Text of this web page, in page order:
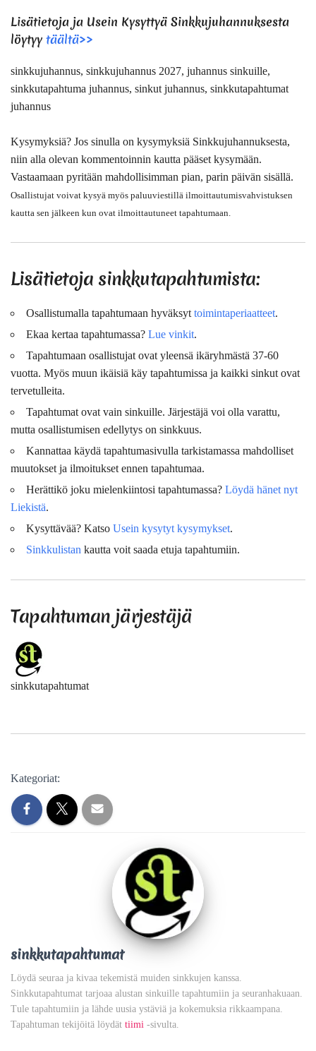
Lisätietoja ja Usein Kysyttyä Sinkkujuhannuksesta
löytyy täältä>>
sinkkujuhannus, sinkkujuhannus 2027, juhannus sinkuille,
sinkkutapahtuma juhannus, sinkut juhannus, sinkkutapahtumat
juhannus
Kysymyksiä? Jos sinulla on kysymyksiä Sinkkujuhannuksesta,
niin alla olevan kommentoinnin kautta pääset kysymään.
Vastaamaan pyritään mahdollisimman pian, parin päivän sisällä.
Osallistujat voivat kysyä myös paluuviestillä ilmoittautumisvahvistuksen
kautta sen jälkeen kun ovat ilmoittautuneet tapahtumaan.
Lisätietoja sinkkutapahtumista:
Osallistumalla tapahtumaan hyväksyttoimintaperiaatteet.
Ekaa kertaa tapahtumassa? Lue vinkit.
Tapahtumaan osallistujat ovatyleensä ikäryhmästä 37-60
vuotta. Myös muun ikäisiä käy tapahtumissa ja kaikki sinkut ovat
tervetulleita.
Tapahtumat ovat vain sinkuille. Järjestäjä voi olla varattu,
mutta osallistumisen edellytys on sinkkuus.
Kannattaa käydä tapahtumasivulla tarkistamassa mahdolliset
muutokset ja ilmoitukset ennen tapahtumaa.
Herättikö joku mielenkiintosi tapahtumassa? Löydä hänet nyt
Liekistä.
Kysyttävää? Katso Usein kysytyt kysymykset.
Sinkkulistan kautta voit saada etuja tapahtumiin.
Tapahtuman järjestäjä
sinkkutapahtumat
Kategoriat:
sinkkutapahtumat
Löydä seuraa ja kivaa tekemistä muiden sinkkujen kanssa.
Sinkkutapahtumat tarjoaa alustan sinkuille tapahtumiin ja seuranhakuaan.
Tule tapahtumiin ja lähde uusia ystäviä ja kokemuksia rikkaampana.
Tapahtuman tekijöitä löydät tiimi -sivulta.